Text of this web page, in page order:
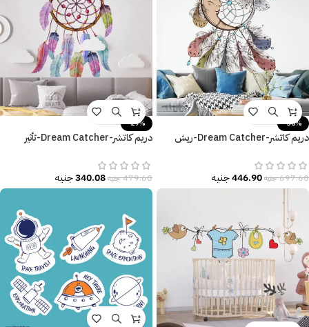
-36%
دريم كاتشر-Dream Catcher-ريش
697.60جنيه446.90جنيه
-29%
دريم كاتشر-Dream Catcher-تأثير
479.60جنيه340.08جنيه